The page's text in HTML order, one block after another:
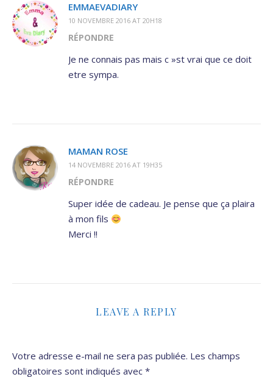
EMMAEVADIARY
10 NOVEMBRE 2016 AT 20H18
RÉPONDRE
Je ne connais pas mais c »st vrai que ce doit
etre sympa.
MAMAN ROSE
14 NOVEMBRE 2016 AT 19H35
RÉPONDRE
Super idée de cadeau. Je pense que ça plaira
à mon fils
Merci !!
LEAVE A REPLY
Votre adresse e-mail ne sera pas publiée. Les champs
obligatoires sont indiqués avec *